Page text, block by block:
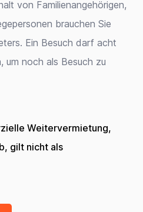
von Familienangehörigen,
brauchen Sie
Ein Besuch darf acht
um noch als Besuch zu
Weitervermietung,
gilt nicht als